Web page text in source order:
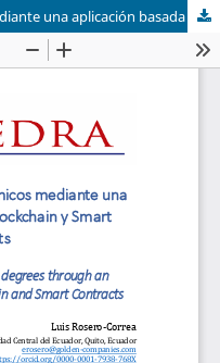
Registro de títulos académicos mediante una aplicación basada en Blockchain y Smart Contracts